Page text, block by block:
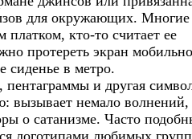
для окружающих. Многие
кто-то считает ее
протереть экран
сиденье в метро.
пентаграммы и другая
вызывает немало волнений,
о сатанизме. Часто
логотипами любимых